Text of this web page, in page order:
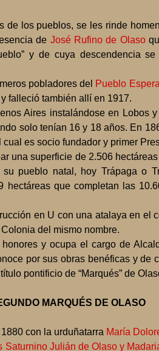
pueblos, se les rinde
de José Rufino de Olaso
y de cuya descendencia
pobladores del Pueblo
y falleció también allí en 1917.
Aires instalándose en Lobos
solo tenían 16 y 18 años. En
es socio fundador y primer
una superficie de 2.506
pueblo natal, hoy Trápaga o
que completan las
en U con una atalaya en el
del mismo nombre.
y ocupa el cargo de
por sus obras benéficas y de
pontificio de “Marqués” de
MARQUÉS DE OLASO
con la urduñatarra María
Saturnino Julián de Olaso y